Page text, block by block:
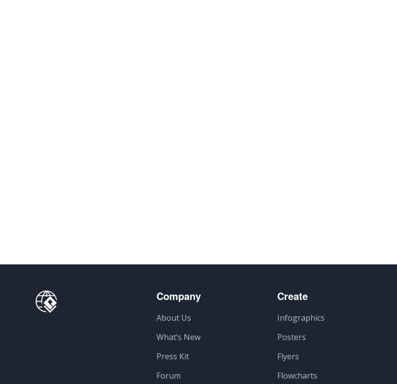
Company
About Us
What’s New
Press Kit
Forum
Create
Infographics
Posters
Flyers
Flowcharts